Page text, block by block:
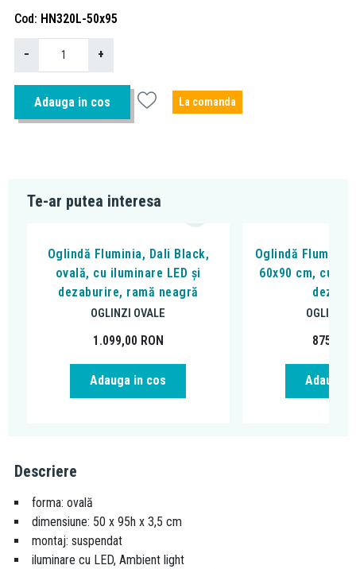
Cod HN320L-50x95
− +
Adauga in cos La comanda
Te-ar putea interesa
Oglindă Fluminia, Dali Black,
ovală, cu iluminare LED și
dezaburire, ramă neagră
OGLINZI OVALE
1.099,00 RON
Adauga in cos
Oglindă
60x90 cm, cu
OGLINZI
875,00
Adauga
Descriere
forma: ovală
dimensiune: 50 x 95h x 3,5 cm
montaj: suspendat
iluminare cu LED, Ambient light